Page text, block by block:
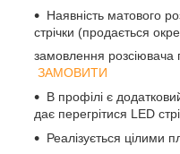
Наявність матового
стрічки (продається
замовлення розсіювача
ЗАМОВИТИ
В профілі є
дає перегрітися LED
Реалізується цілими